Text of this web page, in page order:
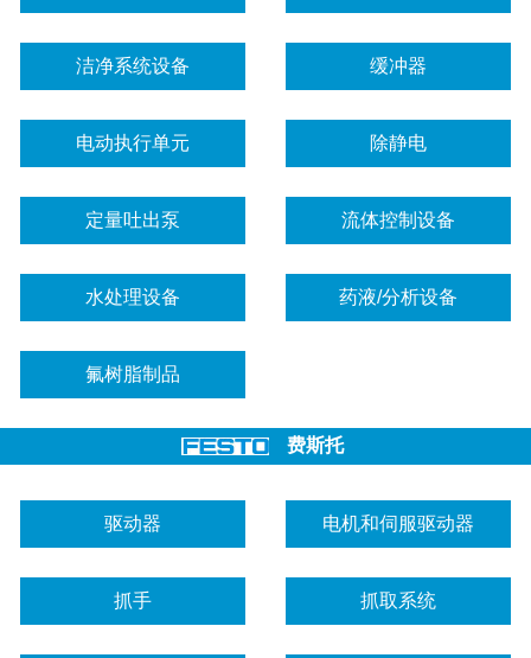
洁净系统设备 缓冲器
电动执行单元 除静电
定量吐出泵 流体控制设备
水处理设备 药液/分析设备
氟树脂制品
费斯托
驱动器 电机和伺服驱动器
抓手 抓取系统